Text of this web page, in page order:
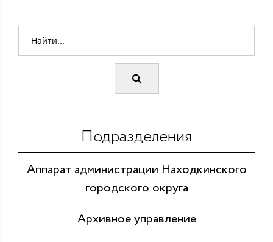
Подразделения
Аппарат администрации Находкинского
городского округа
Архивное управление